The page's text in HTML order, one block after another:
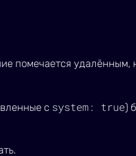
помечается удалённым,
с system: true)